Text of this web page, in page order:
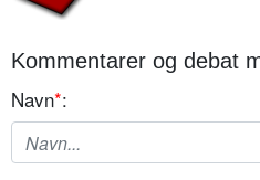
Kommentarer og debat
Navn*: